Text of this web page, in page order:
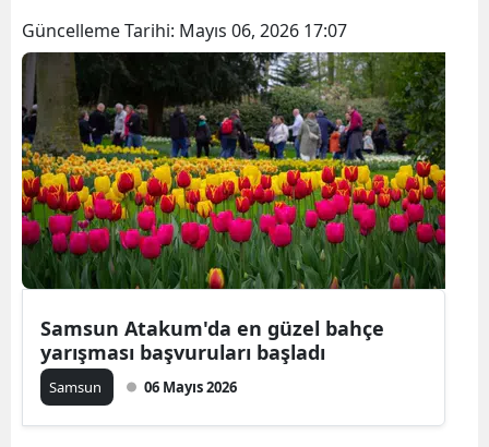
Bingöl
Bitlis
Bolu
Burdur
Bursa
Çanakkale
Güncelleme Tarihi: Mayıs 06, 2026 17:07
Samsun Atakum'da en güzel bahçe
yarışması başvuruları başladı
Samsun 06 Mayıs 2026